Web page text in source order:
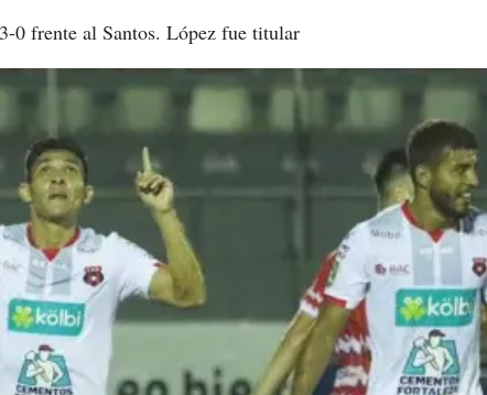
0 frente al Santos. López fue titular